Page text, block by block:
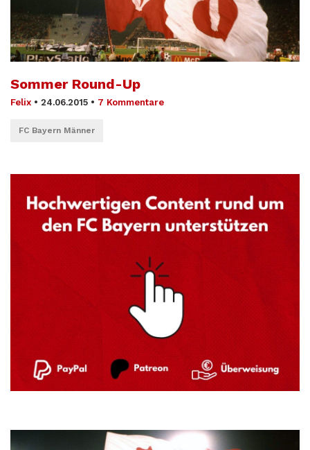
Sommer Round-Up
Felix • 24.06.2015 • 7 Kommentare
FC Bayern Männer